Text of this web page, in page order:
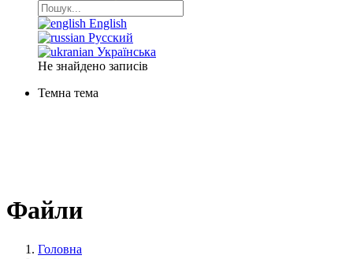
English
Русский
Українська
Не знайдено записів
Темна тема
Файли
Головна